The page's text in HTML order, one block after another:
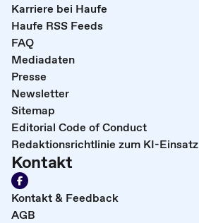
Karriere bei Haufe
Haufe RSS Feeds
FAQ
Mediadaten
Presse
Newsletter
Sitemap
Editorial Code of Conduct
Redaktionsrichtlinie zum KI-Einsatz
Kontakt
Kontakt & Feedback
AGB